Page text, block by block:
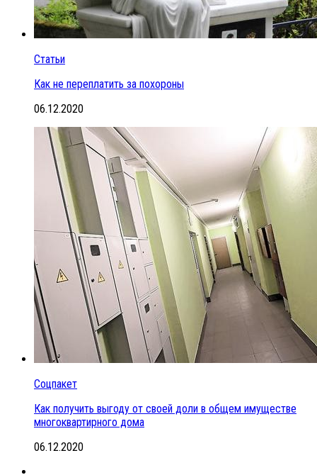
Статьи
Как не переплатить за похороны
06.12.2020
Соцпакет
Как получить выгоду от своей доли в общем имуществе
многоквартирного дома
06.12.2020